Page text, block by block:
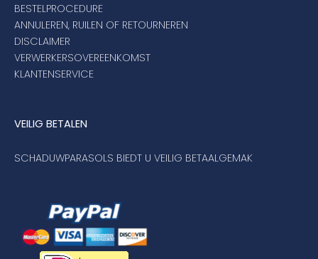
BESTELPROCEDURE
ANNULEREN, RUILEN OF RETOURNEREN
DISCLAIMER
VERWERKERSOVEREENKOMST
KLANTENSERVICE
VEILIG BETALEN
SCHADUWPARASOLS BIEDT U VEILIG BETAALGEMAK